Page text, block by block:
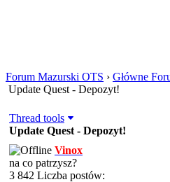
Forum Mazurski OTS › Główne
Update Quest - Depozyt!
Thread tools
Update Quest - Depozyt!
Vinox
na co patrzysz?
3 842 Liczba postów: